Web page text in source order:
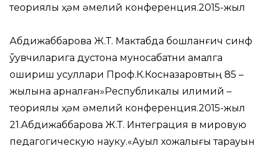
теориялық ҳәм әмелий конференция.2015-жыл
Абдижаббарова Ж.Т. Мактабда бошланғич синф
ўқувчиларига дустона муносабатни амалга
ошириш усуллари Проф.К.Косназаровтың 85 –
жылына арналған»Республикалық илимий –
теориялық ҳәм әмелий конференция.2015-жыл
21.Абдижаббарова Ж.Т. Интеграция в мировую
педагогическую науку.«Ауыл хожалығы тарауын